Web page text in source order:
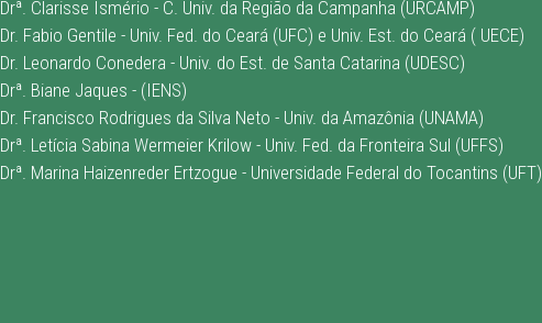
Drª. Clarisse Ismério - C. Univ. da Região da Campanha (URCAMP)
Dr. Fabio Gentile - Univ. Fed. do Ceará (UFC) e Univ. Est. do Ceará ( UECE)
Dr. Leonardo Conedera - Univ. do Est. de Santa Catarina (UDESC)
Drª. Biane Jaques - (IENS)
Dr. Francisco Rodrigues da Silva Neto - Univ. da Amazônia (UNAMA)
Drª. Letícia Sabina Wermeier Krilow - Univ. Fed. da Fronteira Sul (UFFS)
Drª. Marina Haizenreder Ertzogue - Universidade Federal do Tocantins (UFT)